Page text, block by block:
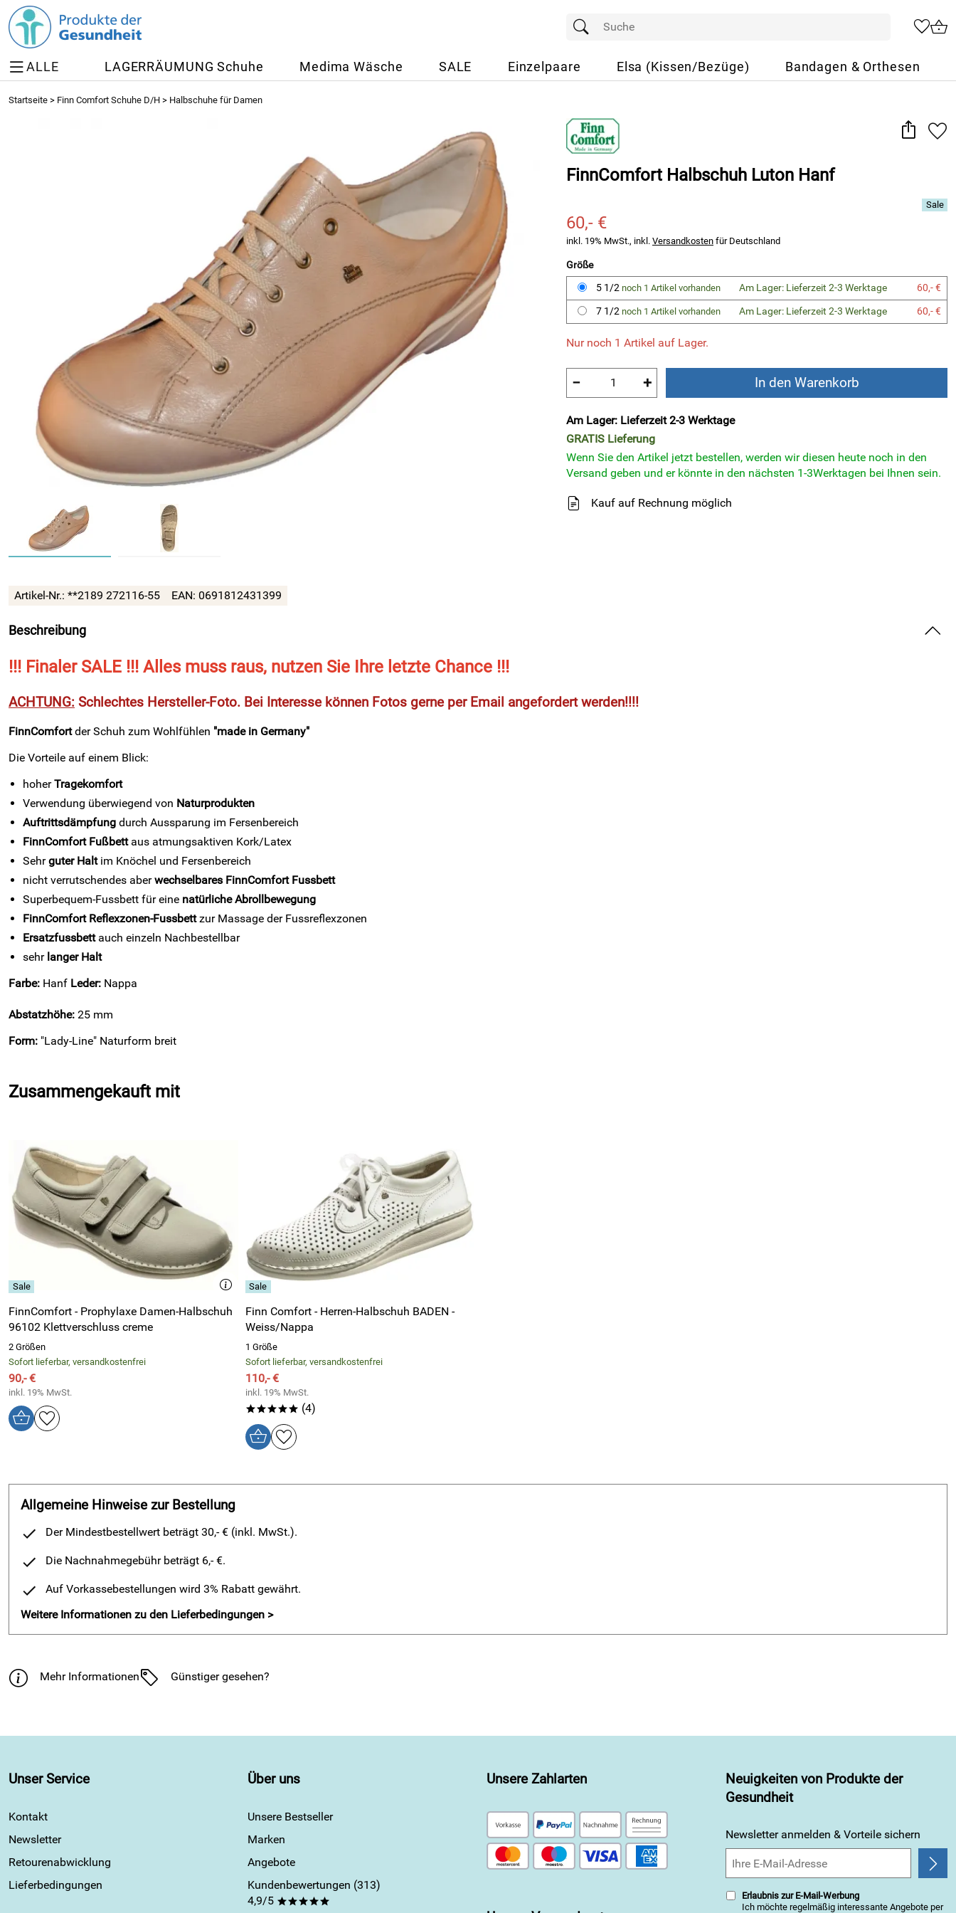
ALLE LAGERRÄUMUNG Schuhe Medima Wäsche SALE Einzelpaare Elsa (Kissen/Bezüge) Bandagen & Orthesen
Startseite > Finn Comfort Schuhe D/H > Halbschuhe für Damen
FinnComfort Halbschuh Luton Hanf
60,- €
inkl. 19% MwSt., inkl. Versandkosten für Deutschland
Größe
5 1/2 noch 1 Artikel vorhanden Am Lager: Lieferzeit 2-3 Werktage
60,- €
7 1/2 noch 1 Artikel vorhanden Am Lager: Lieferzeit 2-3 Werktage 60,- €
Nur noch 1 Artikel auf Lager.
− + In den Warenkorb
Am Lager: Lieferzeit 2-3 Werktage
GRATIS Lieferung
Wenn Sie den Artikel jetzt bestellen, werden wir diesen heute noch in den
Versand geben und er könnte in den nächsten 1-3Werktagen bei Ihnen sein.
Kauf auf Rechnung möglich
Artikel-Nr.: **2189 272116-55 EAN: 0691812431399
Beschreibung
!!! Finaler SALE !!! Alles muss raus, nutzen Sie Ihre letzte Chance !!!
ACHTUNG: Schlechtes Hersteller-Foto. Bei Interesse können Fotos gerne per Email angefordert werden!!!!
FinnComfortder Schuh zum Wohlfühlen "made in Germany"
Die Vorteile auf einem Blick:
hoherTragekomfort
Verwendung überwiegend von Naturprodukten
Auftrittsdämpfung durch Aussparung im Fersenbereich
FinnComfort Fußbettaus atmungsaktiven Kork/Latex
Sehrguter Haltim Knöchel und Fersenbereich
nicht verrutschendes aberwechselbares FinnComfort Fussbett
Superbequem-Fussbett für eine natürliche Abrollbewegung
FinnComfort Reflexzonen-Fussbettzur Massage der Fussreflexzonen
Ersatzfussbett auch einzeln Nachbestellbar
sehr langer Halt
Farbe: Hanf Leder: Nappa
Abstatzhöhe: 25 mm
Form: "Lady-Line" Naturform breit
Zusammengekauft mit
FinnComfort - Prophylaxe Damen-Halbschuh
96102 Klettverschluss creme
2 Größen
Sofort lieferbar, versandkostenfrei
90,- €
inkl. 19% MwSt.
Finn Comfort - Herren-Halbschuh BADEN -
Weiss/Nappa
1 Größe
Sofort lieferbar, versandkostenfrei
110,- €
inkl. 19% MwSt.
***** (4)
Allgemeine Hinweise zur Bestellung
Der Mindestbestellwert beträgt 30,- € (inkl. MwSt.).
Die Nachnahmegebühr beträgt 6,- €.
Auf Vorkassebestellungen wird 3% Rabatt gewährt.
Weitere Informationen zu den Lieferbedingungen >
Mehr Informationen Günstiger gesehen?
Unser Service
Kontakt
Newsletter
Retourenabwicklung
Lieferbedingungen
Über uns
Unsere Bestseller
Marken
Angebote
Kundenbewertungen (313)
4,9/5 *****
Unsere Zahlarten
Neuigkeiten von Produkte der
Gesundheit
Newsletter anmelden & Vorteile sichern
Erlaubnis zur E-Mail-Werbung
Ich möchte regelmäßig interessante Angebote per